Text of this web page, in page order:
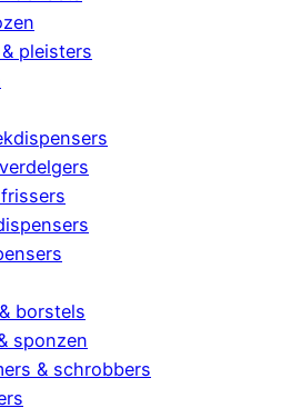
pleisters
borstels
sponzen
& schrobbers